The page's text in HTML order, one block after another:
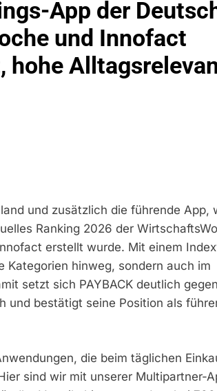
Rechtskräftiger Verurteilung Wegen
Europaweit Gesuchtes Mitglied
Europäischen Auslieferungshaftbefehl
München: Update Zu Den
München: Beinahekollision An
München: Couragierte Zeugen Halten
Als 17.000 Zigaretten In Fahrzeug
Zigaretten Und Einleitung
München: Mit Dem Kraftfahrzeug
App der
und Innofact
hohe
und zusätzlich die führende App,
Ranking 2026 der
erstellt wurde. Mit einem
Kategorien hinweg, sondern auch im
setzt sich PAYBACK deutlich
und bestätigt seine Position als
die beim täglichen
sind wir mit unserer Multipartner-